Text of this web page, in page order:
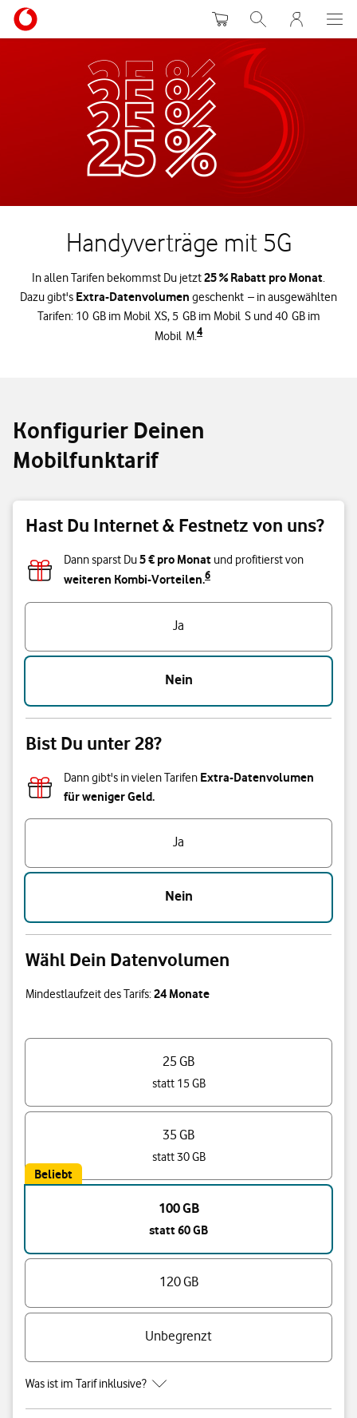
WarenkorbSuche MeinVodafone
Handyverträge mit 5G
In allen Tarifen bekommst Du jetzt25 % Rabatt pro Monat.
Dazu gibt's Extra-Datenvolumen geschenkt – in ausgewählten
Tarifen: 10 GB im Mobil XS, 5 GB im Mobil S und 40 GB im
Mobil M.4
Konfigurier Deinen
Mobilfunktarif
Hast Du Internet & Festnetz von uns?
Dann sparst Du5 € pro Monat und profitierst von
weiteren Kombi-Vorteilen.6
Hast Du Internet & Festnetz von uns?
Ja
Nein
Bist Du unter 28?
Dann gibt's in vielen Tarifen Extra-Datenvolumen
für weniger Geld.
Bist Du unter 28?
Ja
Nein
Wähl Dein Datenvolumen
Mindestlaufzeit des Tarifs:24 Monate
Wähl Dein Datenvolumen
25 GB
statt 15 GB
35 GB
statt 30 GB
Beliebt
100 GB
statt 60 GB
120 GB
Unbegrenzt
Was ist im Tarif inklusive?